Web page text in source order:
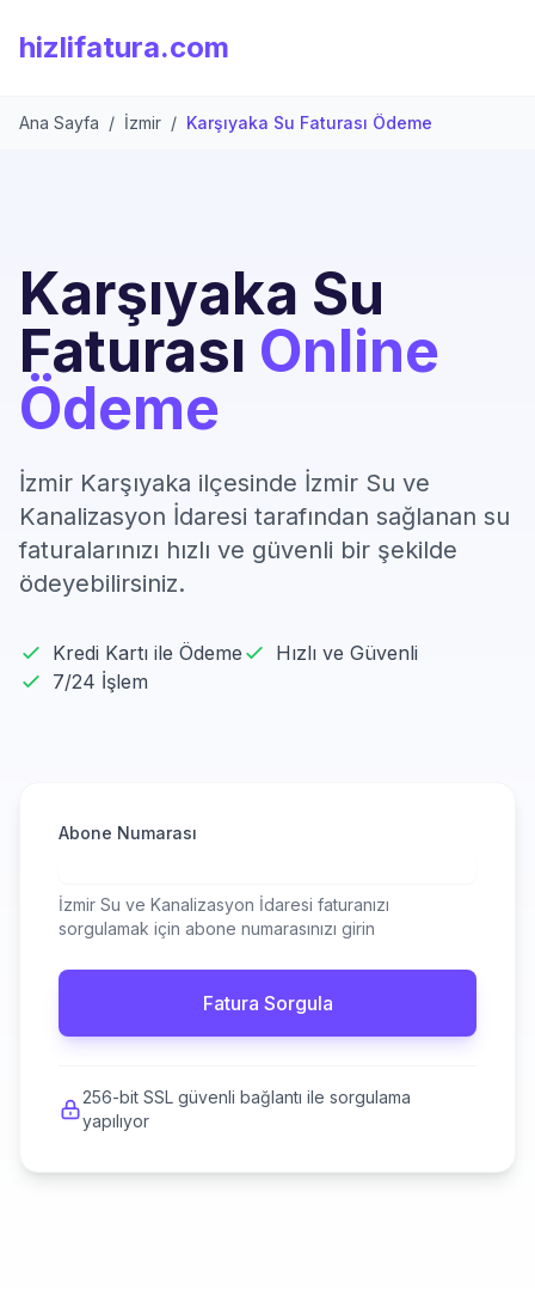
hizlifatura.com
Ana Sayfa / İzmir / Karşıyaka Su Faturası Ödeme
Karşıyaka Su
Faturası Online
Ödeme
İzmir Karşıyaka ilçesinde İzmir Su ve
Kanalizasyon İdaresi tarafından sağlanan su
faturalarınızı hızlı ve güvenli bir şekilde
ödeyebilirsiniz.
Kredi Kartı ile Ödeme
Hızlı ve Güvenli
7/24 İşlem
Abone Numarası
İzmir Su ve Kanalizasyon İdaresi faturanızı
sorgulamak için abone numarasınızı girin
Fatura Sorgula
256-bit SSL güvenli bağlantı ile sorgulama
yapılıyor